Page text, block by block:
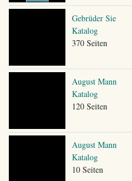
Gebrüder Sie
Katalog
370 Seiten
August Mann
Katalog
120 Seiten
August Mann
Katalog
10 Seiten